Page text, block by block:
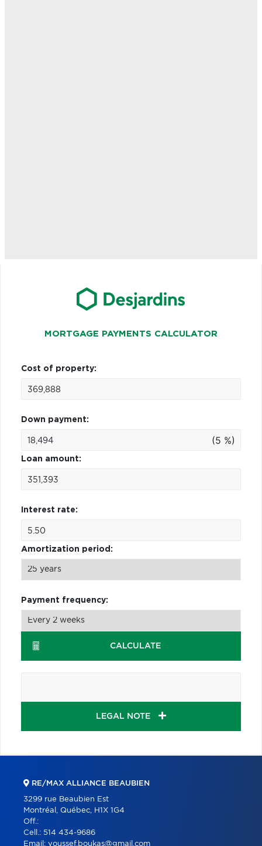
MORTGAGE PAYMENTS CALCULATOR
Cost of property:
Down payment:
(5 %)
Loan amount:
Interest rate:
Amortization period:
Payment frequency:
CALCULATE
LEGAL NOTE
RE/MAX ALLIANCE BEAUBIEN
3299 rue Beaubien Est
Montréal, Québec, H1X 1G4
Off.:
Cell.: 514 434-9686
Email: youssef.boukas@gmail.com